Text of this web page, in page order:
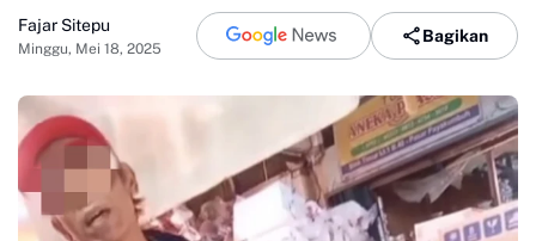
Fajar Sitepu
Minggu, Mei 18, 2025
Bagikan